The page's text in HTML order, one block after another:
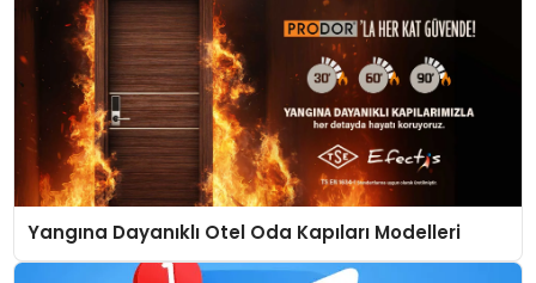
Yangına Dayanıklı Otel Oda Kapıları Modelleri